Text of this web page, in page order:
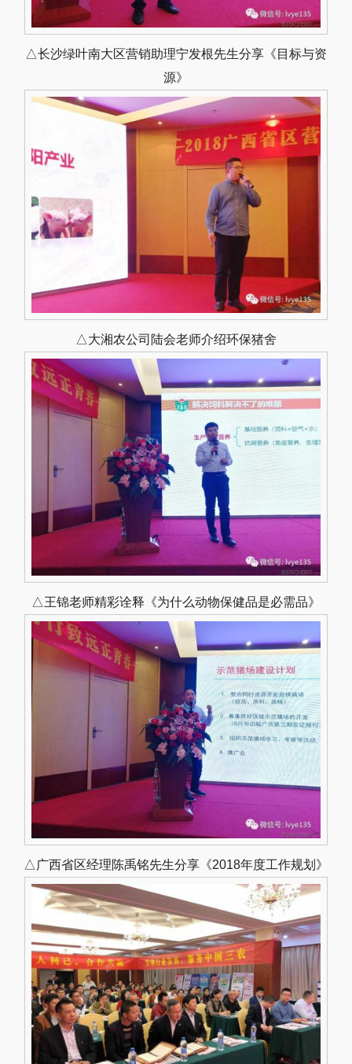
△长沙绿叶南大区营销助理宁发根先生分享《目标与资
源》
△大湘农公司陆会老师介绍环保猪舍
△王锦老师精彩诠释《为什么动物保健品是必需品》
△广西省区经理陈禹铭先生分享《2018年度工作规划》